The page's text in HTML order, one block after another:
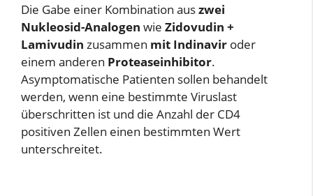
Die Gabe einer Kombination auszwei
Nukleosid-Analogen wie Zidovudin +
Lamivudin zusammen mit Indinavir oder
einem anderen Proteaseinhibitor.
Asymptomatische Patienten sollen behandelt
werden, wenn eine bestimmte Viruslast
überschritten ist und die Anzahl der CD4
positiven Zellen einen bestimmten Wert
unterschreitet.